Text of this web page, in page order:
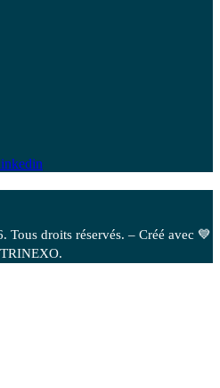
droits réservés. – Créé avec 💙